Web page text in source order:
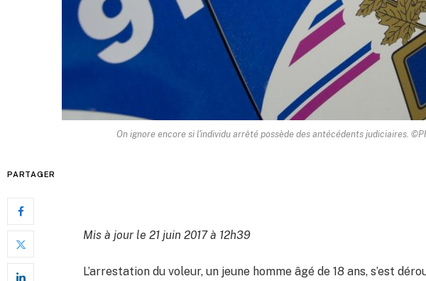
On ignore encore si l'individu arrêté possède des antécédents judiciaires.
PARTAGER
Mis à jour le 21 juin 2017 à 12h39
L’arrestation du voleur, un jeune homme âgé de 18 ans, s’est